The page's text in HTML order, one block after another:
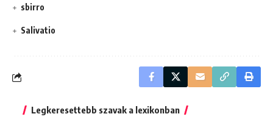
sbirro
Salivatio
Legkeresettebb szavak a lexikonban